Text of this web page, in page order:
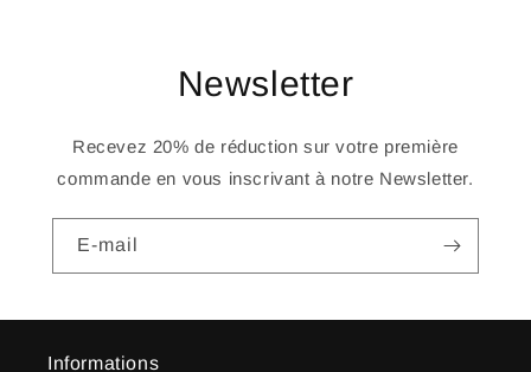
Newsletter
Recevez 20% de réduction sur votre première
commande en vous inscrivant à notre Newsletter.
E-mail
Informations